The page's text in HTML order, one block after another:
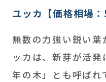
ユッカ【価格相場
無数の力強い鋭い葉
ッカは、新芽が活
年の木」とも呼ばれ